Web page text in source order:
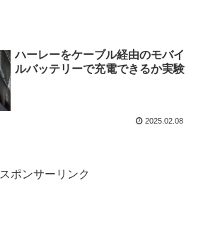
ハーレーをケーブル経由のモバイ
ルバッテリーで充電できるか実験
2025.02.08
スポンサーリンク